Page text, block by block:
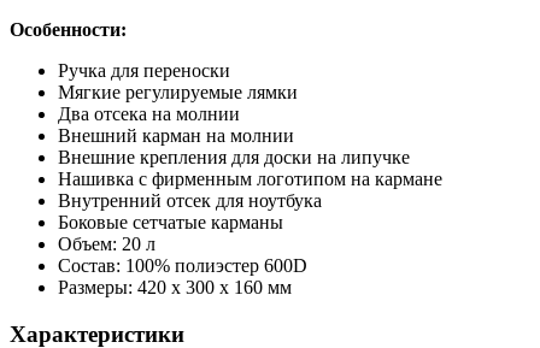
Особенности:
Ручка для переноски
Мягкие регулируемые лямки
Два отсека на молнии
Внешний карман на молнии
Внешние крепления для доски на липучке
Нашивка с фирменным логотипом на кармане
Внутренний отсек для ноутбука
Боковые сетчатые карманы
Объем: 20 л
Состав: 100% полиэстер 600D
Размеры: 420 х 300 х 160 мм
Характеристики